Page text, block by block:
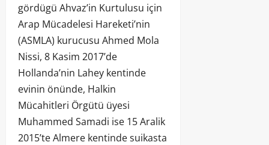
gördügü Ahvaz’in Kurtulusu için
Arap Mücadelesi Hareketi’nin
(ASMLA) kurucusu Ahmed Mola
Nissi, 8 Kasim 2017’de
Hollanda’nin Lahey kentinde
evinin önünde, Halkin
Mücahitleri Örgütü üyesi
Muhammed Samadi ise 15 Aralik
2015’te Almere kentinde suikasta